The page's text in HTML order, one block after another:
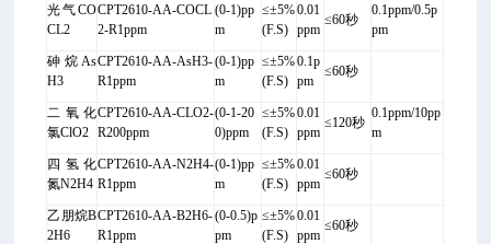
光气CO
CL2
CPT2610-AA-COCL
2-R1ppm
(0-1)pp
m
≤±5%
(F.S)
0.01
ppm
≤60秒
0.1ppm/0.5p
pm
砷烷As
H3
CPT2610-AA-AsH3-
R1ppm
(0-1)pp
m
≤±5%
(F.S)
0.1p
pm
≤60秒
二氧化
氯ClO2
CPT2610-AA-CLO2-
R200ppm
(0-1-20
0)ppm
≤±5%
(F.S)
0.01
ppm
≤120秒
0.1ppm/10pp
m
四氢化
氮N2H4
CPT2610-AA-N2H4-
R1ppm
(0-1)pp
m
≤±5%
(F.S)
0.01
ppm
≤60秒
乙朋烷B
2H6
CPT2610-AA-B2H6-
R1ppm
(0-0.5)p
pm
≤±5%
(F.S)
0.01
ppm
≤60秒